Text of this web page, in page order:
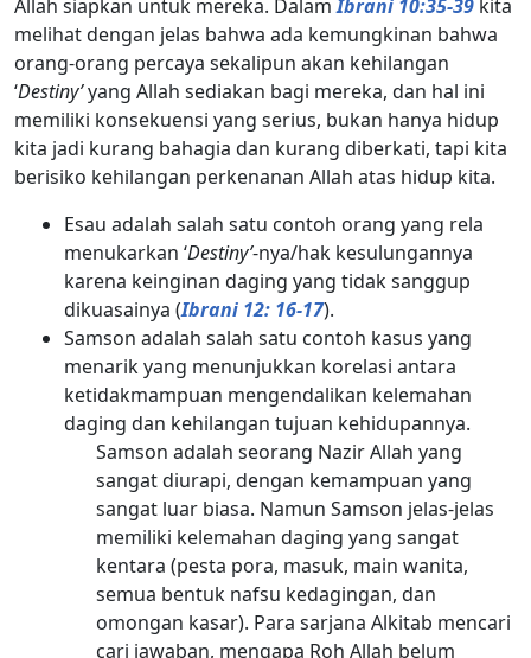
Allah siapkan untuk mereka. DalamIbrani 10:35-39 kita
melihat dengan jelas bahwa ada kemungkinan bahwa
orang-orang percaya sekalipun akan kehilangan
‘Destiny’yang Allah sediakan bagi mereka, dan hal ini
memiliki konsekuensi yang serius, bukan hanya hidup
kita jadi kurang bahagia dan kurang diberkati, tapi kita
berisiko kehilangan perkenanan Allah atas hidup kita.
Esau adalah salah satu contoh orang yang rela
menukarkan ‘Destiny’-nya/hak kesulungannya
karena keinginan daging yang tidak sanggup
dikuasainya (Ibrani 12: 16-17).
Samson adalah salah satu contoh kasus yang
menarik yang menunjukkan korelasi antara
ketidakmampuan mengendalikan kelemahan
daging dan kehilangan tujuan kehidupannya.
Samson adalah seorang Nazir Allah yang
sangat diurapi, dengan kemampuan yang
sangat luar biasa. Namun Samson jelas-jelas
memiliki kelemahan daging yang sangat
kentara (pesta pora, masuk, main wanita,
semua bentuk nafsu kedagingan, dan
omongan kasar). Para sarjana Alkitab mencari
cari jawaban, mengapa Roh Allah belum